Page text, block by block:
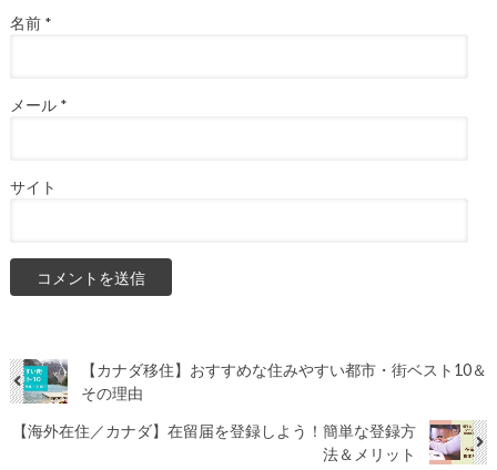
名前 *
メール *
サイト
【カナダ移住】おすすめな住みやすい都市・街ベスト10＆
その理由
【海外在住／カナダ】在留届を登録しよう！簡単な登録方
法＆メリット